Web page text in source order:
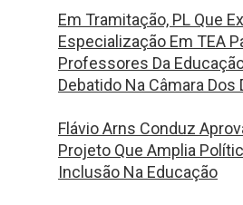
Em Tramitação, PL Que
Especialização Em TEA
Professores Da
Debatido Na Câmara Dos
Flávio Arns Conduz
Projeto Que Amplia
Inclusão Na Educação